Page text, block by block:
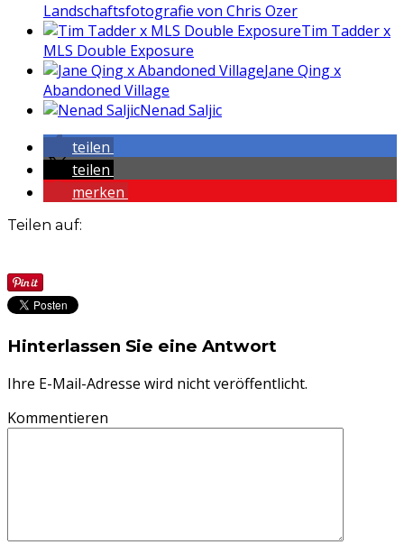
Landschaftsfotografie von Chris Ozer
Tim Tadder x
MLS Double Exposure
Jane Qing x
Abandoned Village
Nenad Saljic
teilen
teilen
merken
Teilen auf:
Hinterlassen Sie eine Antwort
Ihre E-Mail-Adresse wird nicht veröffentlicht.
Kommentieren